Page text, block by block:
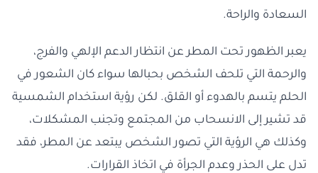
السعادة والراحة.
يعبر الظهور تحت المطر عن انتظار الدعم الإلهي والفرج،
والرحمة التي تلحف الشخص بحبالها سواء كان الشعور في
الحلم يتسم بالهدوء أو القلق. لكن رؤية استخدام الشمسية
قد تشير إلى الانسحاب من المجتمع وتجنب المشكلات،
وكذلك هي الرؤية التي تصور الشخص يبتعد عن المطر، فقد
تدل على الحذر وعدم الجرأة في اتخاذ القرارات.